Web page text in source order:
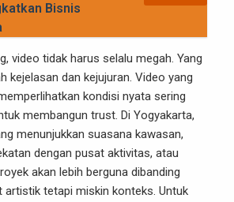
Bisnis
video tidak harus selalu megah. Yang
kejelasan dan kejujuran. Video yang
kondisi nyata sering
membangun trust. Di Yogyakarta,
menunjukkan suasana kawasan,
dengan pusat aktivitas, atau
akan lebih berguna dibanding
artistik tetapi miskin konteks. Untuk